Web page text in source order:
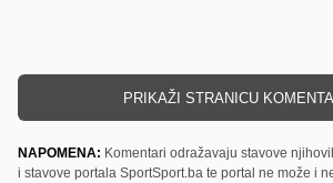
PRIKAŽI STRANICU
NAPOMENA: Komentari odražavaju stavove
i stavove portala SportSport.ba te portal ne može i